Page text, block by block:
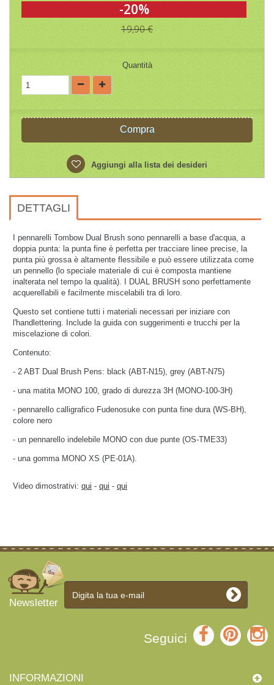
-20%
19,90 €
Quantità
Compra
Aggiungi alla lista dei desideri
DETTAGLI
I pennarelli Tombow Dual Brush sono pennarelli a base d'acqua, a
doppia punta: la punta fine è perfetta per tracciare linee precise, la
punta più grossa è altamente flessibile e può essere utilizzata come
un pennello (lo speciale materiale di cui è composta mantiene
inalterata nel tempo la qualità). I DUAL BRUSH sono perfettamente
acquerellabili e facilmente miscelabili tra di loro.
Questo set contiene tutti i materiali necessari per iniziare con
l'handlettering. Include la guida con suggerimenti e trucchi per la
miscelazione di colori.
Contenuto:
- 2 ABT Dual Brush Pens: black (ABT-N15), grey (ABT-N75)
- una matita MONO 100, grado di durezza 3H (MONO-100-3H)
- pennarello calligrafico Fudenosuke con punta fine dura (WS-BH),
colore nero
- un pennarello indelebile MONO con due punte (OS-TME33)
- una gomma MONO XS (PE-01A).
Video dimostrativi: qui - qui - qui
Newsletter
Seguici
INFORMAZIONI